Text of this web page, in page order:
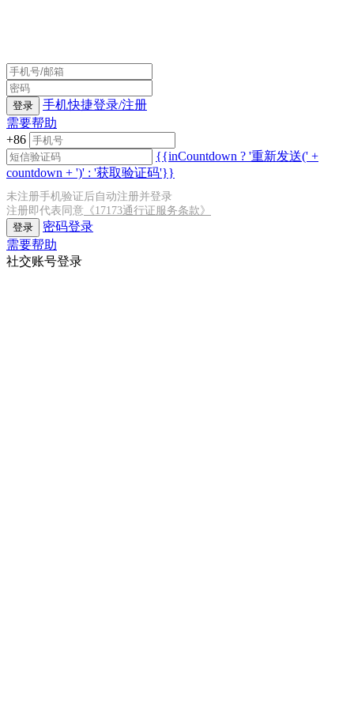
登录
手机快捷登录/注册
需要帮助
+86
{{inCountdown ? '重新发送(' +
countdown + ')' : '获取验证码'}}
未注册手机验证后自动注册并登录
注册即代表同意 《17173通行证服务条款》
登录
密码登录
需要帮助
社交账号登录